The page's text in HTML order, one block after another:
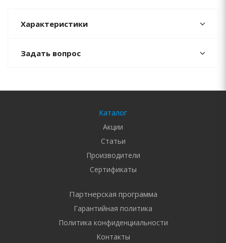
Характеристики
Задать вопрос
Каталог
Акции
Статьи
Производители
Сертификаты
Партнерская программа
Гарантийная политика
Политика конфиденциальности
Контакты